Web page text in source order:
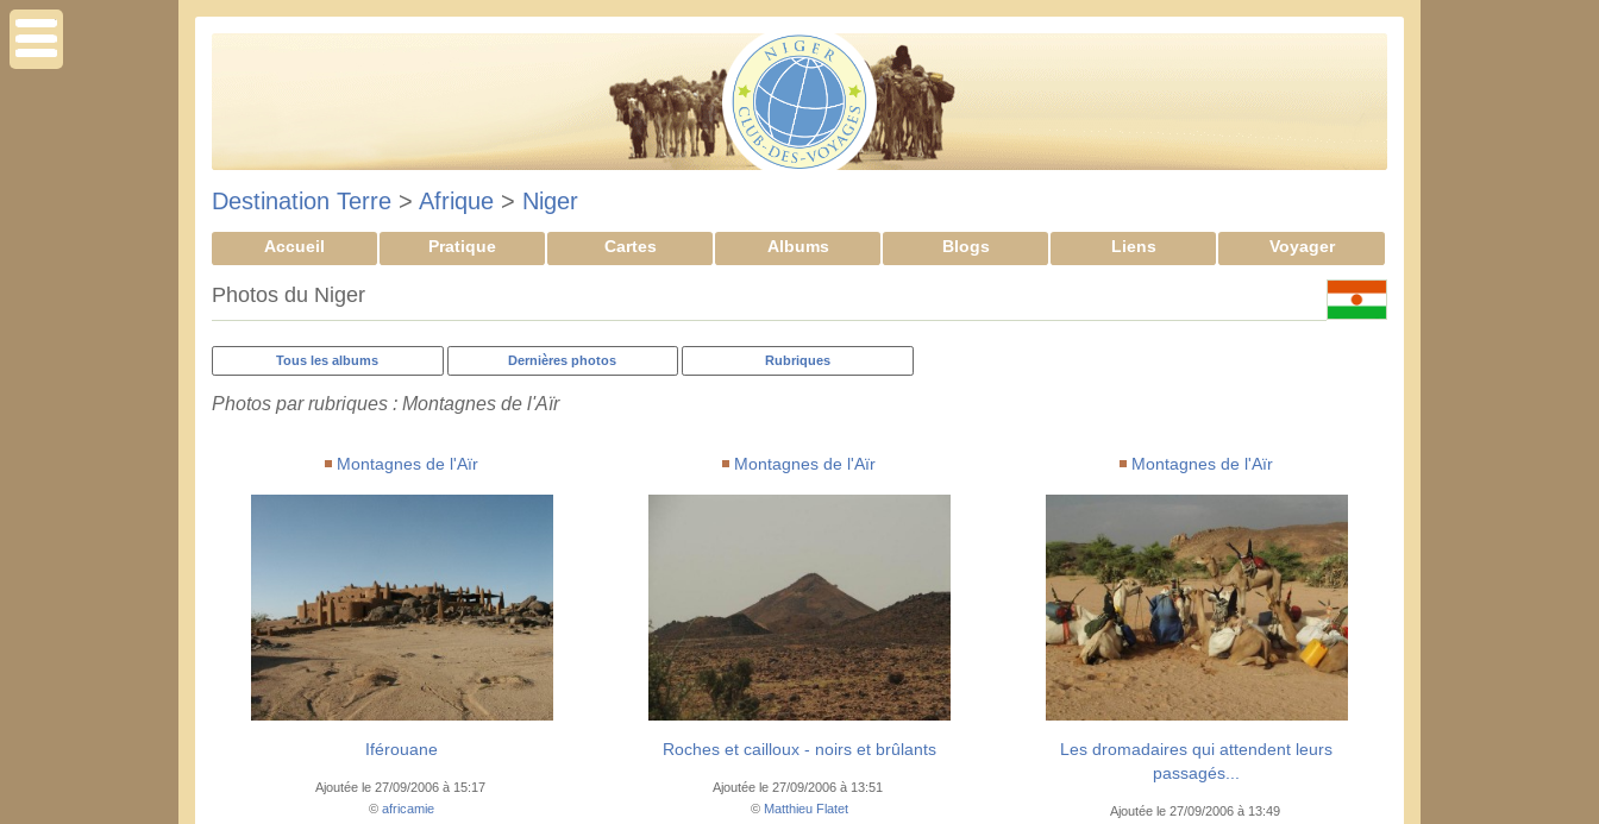
Destination Terre > Afrique > Niger
Accueil Pratique Cartes Albums Blogs Liens Voyager
Photos du Niger
Tous les albums Dernières photos Rubriques
Photos par rubriques : Montagnes de l'Aïr
Montagnes de l'Aïr
Iférouane
Ajoutée le 27/09/2006 à 15:17
©africamie
Montagnes de l'Aïr
Roches et cailloux - noirs et brûlants
Ajoutée le 27/09/2006 à 13:51
© Matthieu Flatet
Montagnes de l'Aïr
Les dromadaires qui attendent leurs
passagés...
Ajoutée le 27/09/2006 à 13:49